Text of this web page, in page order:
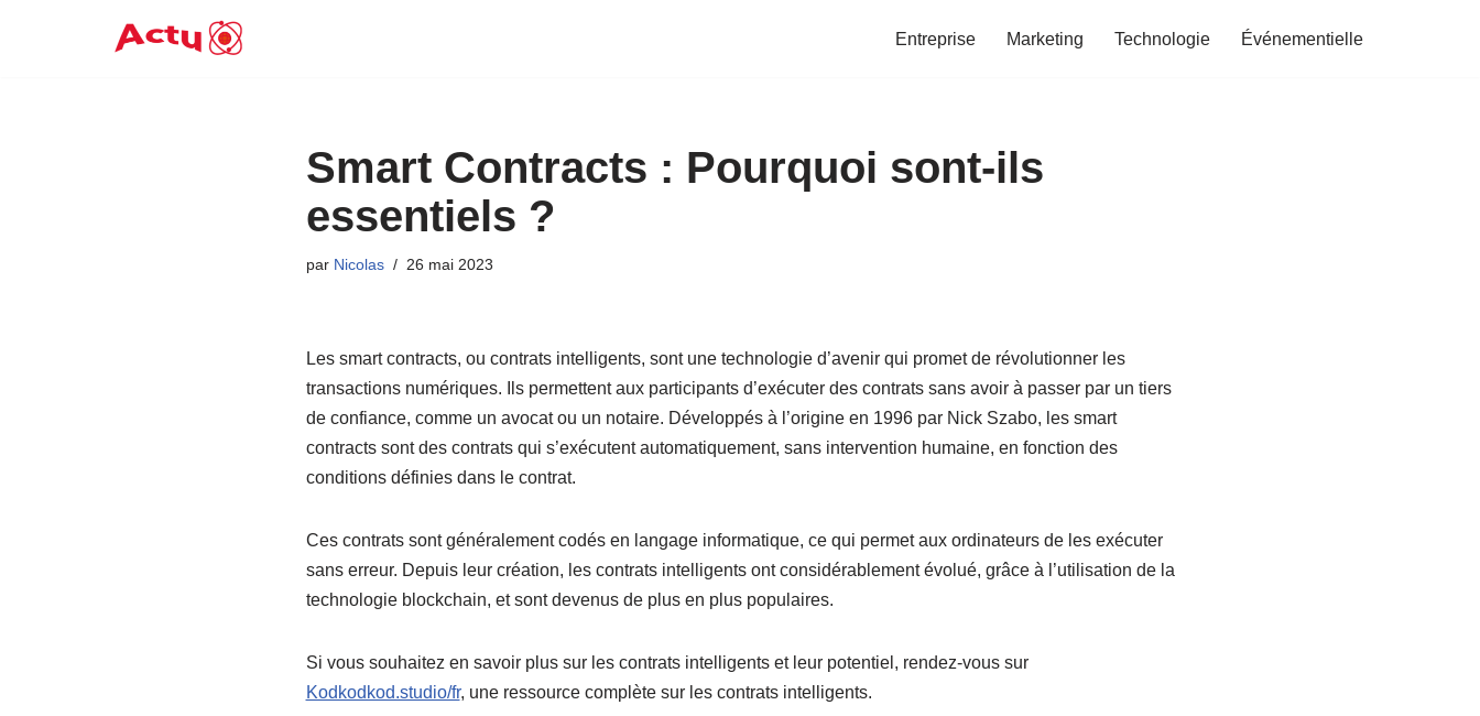
Entreprise Marketing Technologie Événementielle
Smart Contracts : Pourquoi sont-ils
essentiels ?
par Nicolas 26 mai 2023
Les smart contracts, ou contrats intelligents, sont une technologie d’avenir qui promet de révolutionner les
transactions numériques. Ils permettent aux participants d’exécuter des contrats sans avoir à passer par un tiers
de confiance, comme un avocat ou un notaire. Développés à l’origine en 1996 par Nick Szabo, les smart
contracts sont des contrats qui s’exécutent automatiquement, sans intervention humaine, en fonction des
conditions définies dans le contrat.
Ces contrats sont généralement codés en langage informatique, ce qui permet aux ordinateurs de les exécuter
sans erreur. Depuis leur création, les contrats intelligents ont considérablement évolué, grâce à l’utilisation de la
technologie blockchain, et sont devenus de plus en plus populaires.
Si vous souhaitez en savoir plus sur les contrats intelligents et leur potentiel, rendez-vous sur
Kodkodkod.studio/fr, une ressource complète sur les contrats intelligents.